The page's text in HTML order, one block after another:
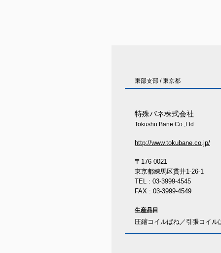
東部支部 /東京都
特殊バネ株式会社
Tokushu Bane Co.,Ltd.
http://www.tokubane.co.jp/
〒176-0021
東京都練馬区貫井1-26-1
TEL : 03-3999-4545
FAX : 03-3999-4549
生産品目
圧縮コイルばね／引張コイ